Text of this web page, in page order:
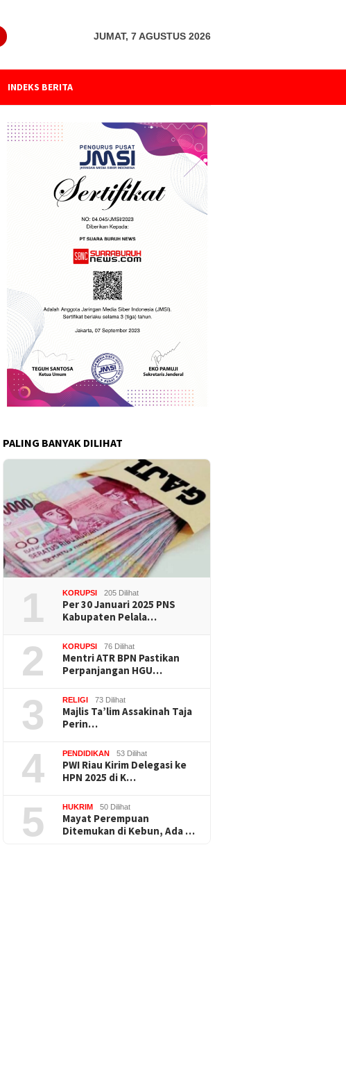
JUMAT, 7 AGUSTUS 2026
INDEKS BERITA
PALING BANYAK DILIHAT
1 KORUPSI 205 Dilihat
Per 30 Januari 2025 PNS
Kabupaten Pelala…
2 KORUPSI 76 Dilihat
Mentri ATR BPN Pastikan
Perpanjangan HGU…
3 RELIGI 73 Dilihat
Majlis Ta’lim Assakinah Taja
Perin…
4 PENDIDIKAN 53 Dilihat
PWI Riau Kirim Delegasi ke
HPN 2025 di K…
5 HUKRIM 50 Dilihat
Mayat Perempuan
Ditemukan di Kebun, Ada …